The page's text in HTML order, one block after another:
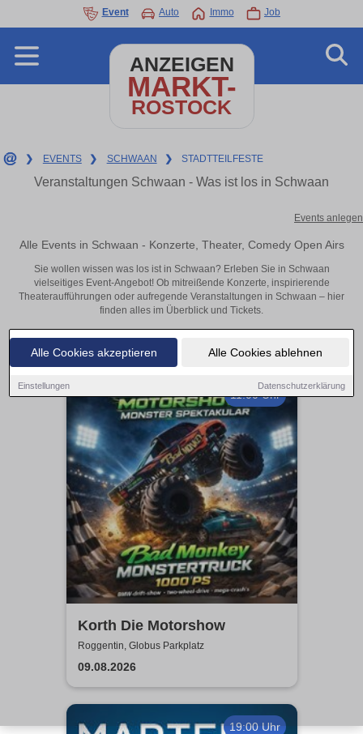
Alle Cookies akzeptieren Alle Cookies ablehnen
Einstellungen Datenschutzerklärung
Event Auto Immo Job
ANZEIGEN
MARKT-
ROSTOCK
❯ EVENTS ❯ SCHWAAN ❯ STADTTEILFESTE
Veranstaltungen Schwaan - Was ist los in Schwaan
Events anlegen
Alle Events in Schwaan - Konzerte, Theater, Comedy Open Airs
Sie wollen wissen was los ist in Schwaan? Erleben Sie in Schwaan
vielseitiges Event-Angebot! Ob mitreißende Konzerte, inspirierende
Theateraufführungen oder aufregende Veranstaltungen in Schwaan – hier
finden alles im Überblick und Tickets.
11:00 Uhr
Korth Die Motorshow
Roggentin, Globus Parkplatz
09.08.2026
19:00 Uhr